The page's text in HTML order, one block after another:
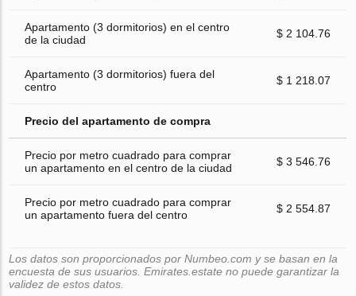
Apartamento (3 dormitorios) en el centro
de la ciudad
$ 2 104.76
Apartamento (3 dormitorios) fuera del
centro
$ 1 218.07
Precio del apartamento de compra
Precio por metro cuadrado para comprar
un apartamento en el centro de la ciudad
$ 3 546.76
Precio por metro cuadrado para comprar
un apartamento fuera del centro
$ 2 554.87
Los datos son proporcionados por Numbeo.com y se basan en la
encuesta de sus usuarios. Emirates.estate no puede garantizar la
validez de estos datos.